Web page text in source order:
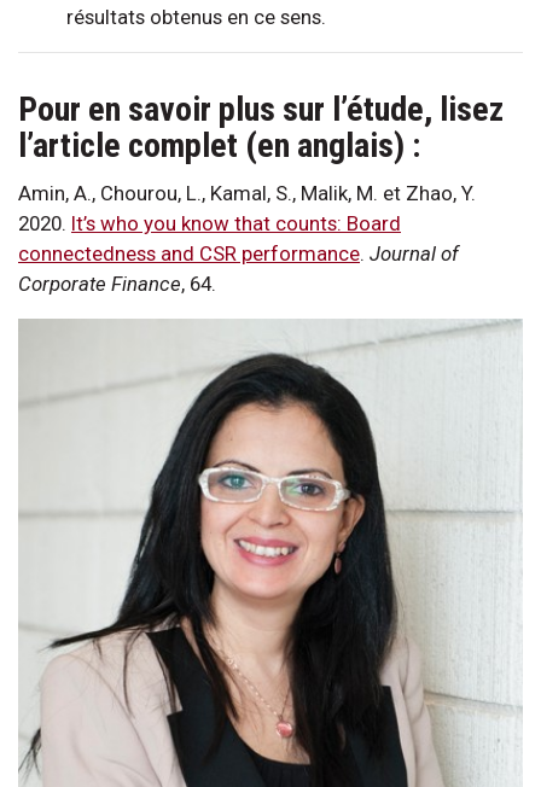
résultats obtenus en ce sens.
Pour en savoir plus sur l’étude, lisez
l’article complet (en anglais) :
Amin, A., Chourou, L., Kamal, S., Malik, M. et Zhao, Y.
2020. It’s who you know that counts: Board
connectedness and CSR performance. Journal of
Corporate Finance, 64.